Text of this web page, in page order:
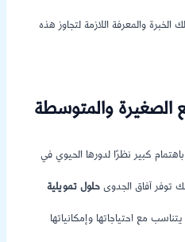
والمعرفة اللازمة لتجاوز هذه
الصغيرة والمتوسطة
كبير نظرًا لدورها الحيوي في
توفر آفاق الجدوى حلول تمويلية